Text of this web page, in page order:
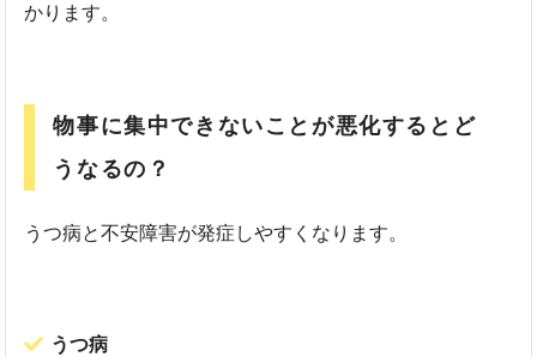
かります。
物事に集中できないことが悪化するとど
うなるの？
うつ病と不安障害が発症しやすくなります。
うつ病